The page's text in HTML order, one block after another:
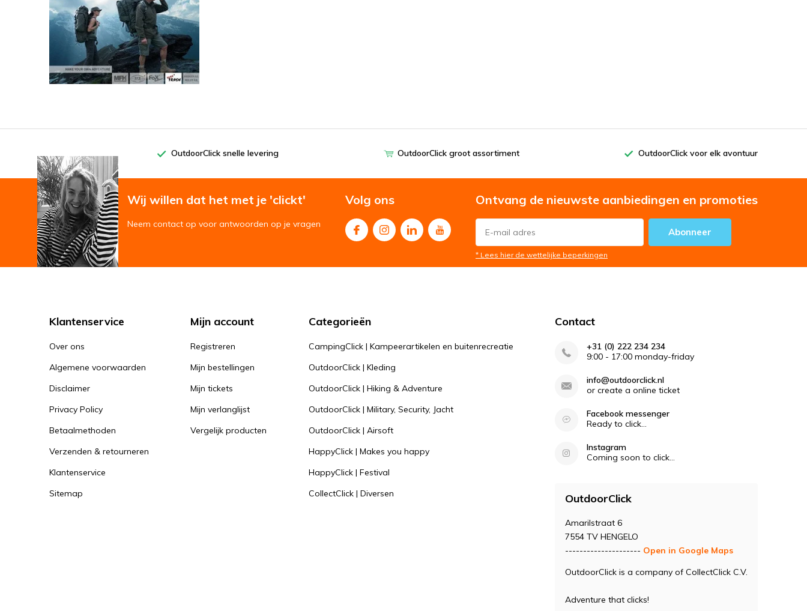
OutdoorClick snelle levering OutdoorClick groot assortiment OutdoorClick voor elk avontuur
Wij willen dat het met je 'clickt'
Neem contact op voor antwoorden op je vragen
Volg ons Ontvang de nieuwste aanbiedingen en promoties
Abonneer
* Lees hier de wettelijke beperkingen
Klantenservice
Over ons
Algemene voorwaarden
Disclaimer
Privacy Policy
Betaalmethoden
Verzenden & retourneren
Klantenservice
Sitemap
Mijn account
Registreren
Mijn bestellingen
Mijn tickets
Mijn verlanglijst
Vergelijk producten
Categorieën
CampingClick | Kampeerartikelen en buitenrecreatie
OutdoorClick | Kleding
OutdoorClick | Hiking & Adventure
OutdoorClick | Military, Security, Jacht
OutdoorClick | Airsoft
HappyClick | Makes you happy
HappyClick | Festival
CollectClick | Diversen
Contact
+31 (0) 222 234 234
9:00 - 17:00 monday-friday
info@outdoorclick.nl
or create a online ticket
Facebook messenger
Ready to click...
Instagram
Coming soon to click...
OutdoorClick
Amarilstraat 6
7554 TV HENGELO
--------------------- Open in Google Maps
OutdoorClick is a company of CollectClick C.V.
Adventure that clicks!